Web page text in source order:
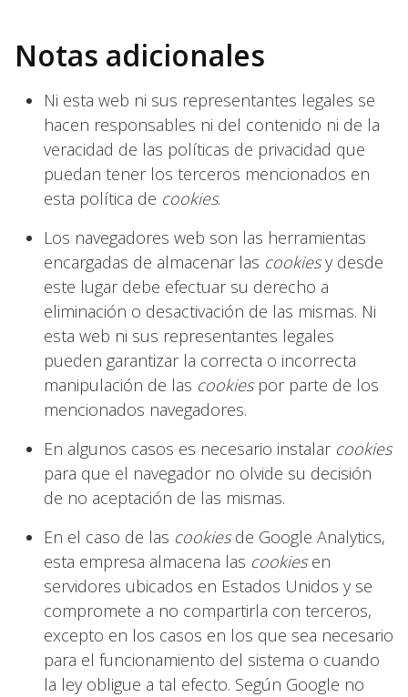
Notas adicionales
Ni esta web ni sus representantes legales se
hacen responsables ni del contenido ni de la
veracidad de las políticas de privacidad que
puedan tener los terceros mencionados en
esta política de cookies.
Los navegadores web son las herramientas
encargadas de almacenar las cookiesy desde
este lugar debe efectuar su derecho a
eliminación o desactivación de las mismas. Ni
esta web ni sus representantes legales
pueden garantizar la correcta o incorrecta
manipulación de las cookiespor parte de los
mencionados navegadores.
En algunos casos es necesario instalar cookies
para que el navegador no olvide su decisión
de no aceptación de las mismas.
En el caso de las cookiesde Google Analytics,
esta empresa almacena las cookiesen
servidores ubicados en Estados Unidos y se
compromete a no compartirla con terceros,
excepto en los casos en los que sea necesario
para el funcionamiento del sistema o cuando
la ley obligue a tal efecto. Según Google no